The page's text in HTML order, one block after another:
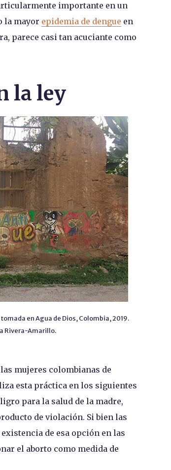
importante en un
la mayor epidemia de dengue en
parece casi tan acuciante como
la ley
en Agua de Dios, Colombia, 2019.
Rivera-Amarillo.
mujeres colombianas de
esta práctica en los siguientes
para la salud de la madre,
de violación. Si bien las
de esa opción en las
el aborto como medida de